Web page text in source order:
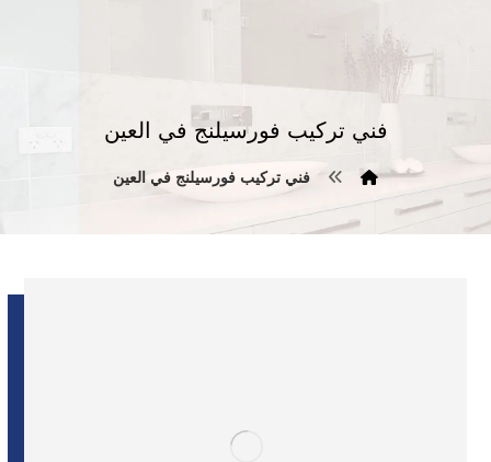
فني تركيب فورسيلنج في العين
فني تركيب فورسيلنج في العين